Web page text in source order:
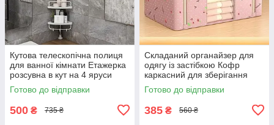
Кутова телескопічна полиця
для ванної кімнати Етажерка
розсувна в кут на 4 яруси
Готово до відправки
500 ₴ 735 ₴
Складаний органайзер для
одягу із застібкою Кофр
каркасний для зберігання
білизни та іграшок
переносний
Готово до відправки
385 ₴ 560 ₴